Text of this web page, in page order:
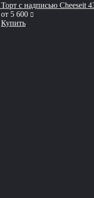
Торт с надписью Cheeseit
от 5 600 руб
Купить